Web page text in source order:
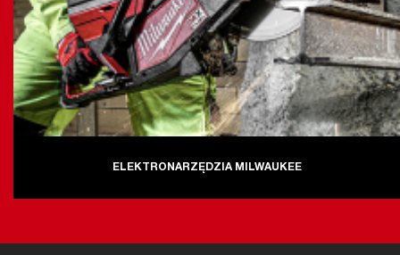
ELEKTRONARZĘDZIA MILWAUKEE